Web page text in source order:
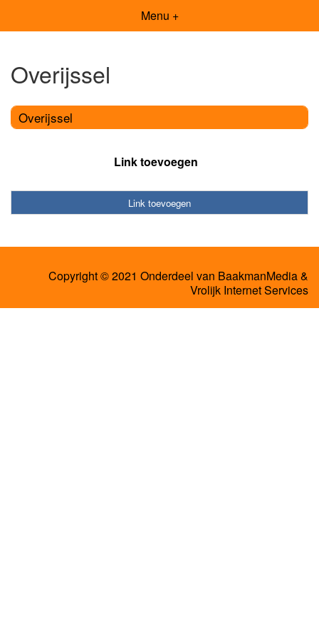
Menu +
Overijssel
Overijssel
Link toevoegen
Link toevoegen
Copyright © 2021 Onderdeel van BaakmanMedia&
Vrolijk Internet Services